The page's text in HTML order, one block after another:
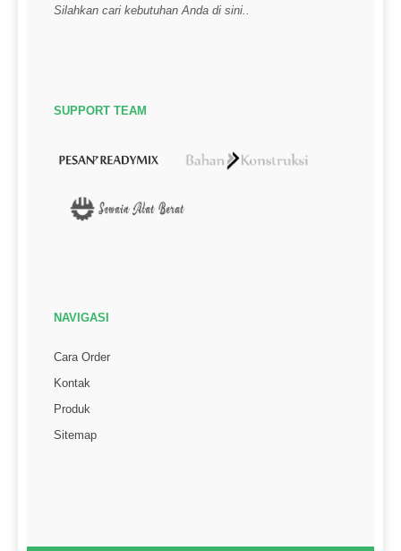
Silahkan cari kebutuhan Anda di sini..
SUPPORT TEAM
NAVIGASI
Cara Order
Kontak
Produk
Sitemap